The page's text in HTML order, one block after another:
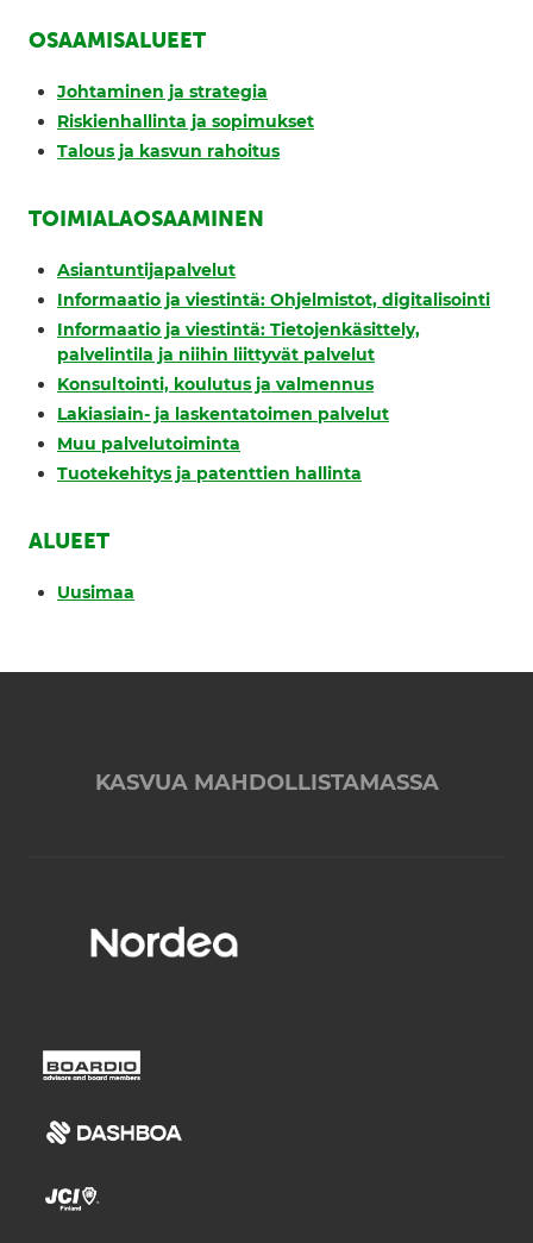
OSAAMISALUEET
Johtaminen ja strategia
Riskienhallinta ja sopimukset
Talous ja kasvun rahoitus
TOIMIALAOSAAMINEN
Asiantuntijapalvelut
Informaatio ja viestintä: Ohjelmistot, digitalisointi
Informaatio ja viestintä: Tietojenkäsittely,
palvelintila ja niihin liittyvät palvelut
Konsultointi, koulutus ja valmennus
Lakiasiain- ja laskentatoimen palvelut
Muu palvelutoiminta
Tuotekehitys ja patenttien hallinta
ALUEET
Uusimaa
KASVUA MAHDOLLISTAMASSA